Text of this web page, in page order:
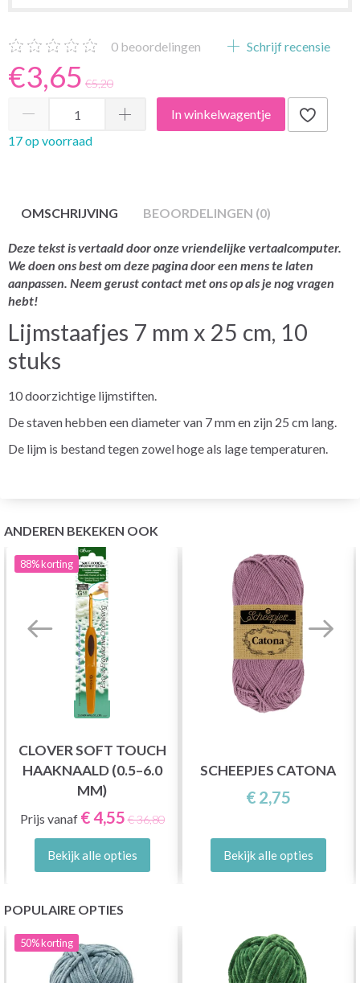
0 beoordelingen Schrijf recensie
€3,65 €5,20
In winkelwagentje
17 op voorraad
OMSCHRIJVING BEOORDELINGEN (0)
Deze tekst is vertaald door onze vriendelijke vertaalcomputer.
We doen ons best om deze pagina door een mens te laten
aanpassen. Neem gerust contact met ons op als je nog vragen
hebt!
Lijmstaafjes 7 mm x 25 cm, 10
stuks
10 doorzichtige lijmstiften.
De staven hebben een diameter van 7 mm en zijn 25 cm lang.
De lijm is bestand tegen zowel hoge als lage temperaturen.
ANDEREN BEKEKEN OOK
88%korting
CLOVER SOFT TOUCH
HAAKNAALD (0.5–6.0
MM)
Prijs vanaf € 4,55 € 36,80
Bekijk alle opties
SCHEEPJES CATONA
€ 2,75
Bekijk alle opties
POPULAIRE OPTIES
50%korting